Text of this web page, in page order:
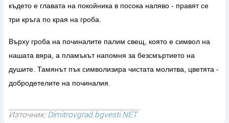
където е главата на покойника в посока наляво - правят се
три кръга по края на гроба.
Върху гроба на починалите палим свещ, която е символ на
нашата вяра, а пламъкът напомня за безсмъртието на
душите. Тамянът пък символизира чистата молитва, цветята -
добродетелите на починалия.
Източник:Dimitrovgrad.bgvesti.NET